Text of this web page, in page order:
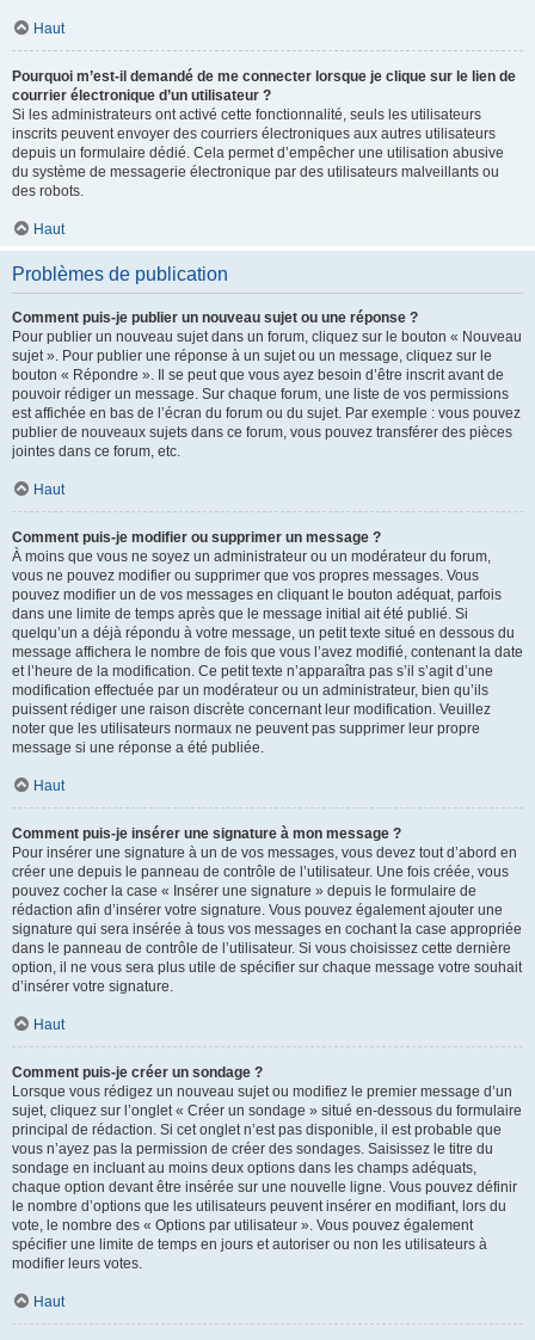
Haut
Pourquoi m’est-il demandé de me connecter lorsque je clique sur le lien de
courrier électronique d’un utilisateur ?
Si les administrateurs ont activé cette fonctionnalité, seuls les utilisateurs
inscrits peuvent envoyer des courriers électroniques aux autres utilisateurs
depuis un formulaire dédié. Cela permet d’empêcher une utilisation abusive
du système de messagerie électronique par des utilisateurs malveillants ou
des robots.
Haut
Problèmes de publication
Comment puis-je publier un nouveau sujet ou une réponse ?
Pour publier un nouveau sujet dans un forum, cliquez sur le bouton « Nouveau
sujet ». Pour publier une réponse à un sujet ou un message, cliquez sur le
bouton « Répondre ». Il se peut que vous ayez besoin d’être inscrit avant de
pouvoir rédiger un message. Sur chaque forum, une liste de vos permissions
est affichée en bas de l’écran du forum ou du sujet. Par exemple : vous pouvez
publier de nouveaux sujets dans ce forum, vous pouvez transférer des pièces
jointes dans ce forum, etc.
Haut
Comment puis-je modifier ou supprimer un message ?
À moins que vous ne soyez un administrateur ou un modérateur du forum,
vous ne pouvez modifier ou supprimer que vos propres messages. Vous
pouvez modifier un de vos messages en cliquant le bouton adéquat, parfois
dans une limite de temps après que le message initial ait été publié. Si
quelqu’un a déjà répondu à votre message, un petit texte situé en dessous du
message affichera le nombre de fois que vous l’avez modifié, contenant la date
et l’heure de la modification. Ce petit texte n’apparaîtra pas s’il s’agit d’une
modification effectuée par un modérateur ou un administrateur, bien qu’ils
puissent rédiger une raison discrète concernant leur modification. Veuillez
noter que les utilisateurs normaux ne peuvent pas supprimer leur propre
message si une réponse a été publiée.
Haut
Comment puis-je insérer une signature à mon message ?
Pour insérer une signature à un de vos messages, vous devez tout d’abord en
créer une depuis le panneau de contrôle de l’utilisateur. Une fois créée, vous
pouvez cocher la case « Insérer une signature » depuis le formulaire de
rédaction afin d’insérer votre signature. Vous pouvez également ajouter une
signature qui sera insérée à tous vos messages en cochant la case appropriée
dans le panneau de contrôle de l’utilisateur. Si vous choisissez cette dernière
option, il ne vous sera plus utile de spécifier sur chaque message votre souhait
d’insérer votre signature.
Haut
Comment puis-je créer un sondage ?
Lorsque vous rédigez un nouveau sujet ou modifiez le premier message d’un
sujet, cliquez sur l’onglet « Créer un sondage » situé en-dessous du formulaire
principal de rédaction. Si cet onglet n’est pas disponible, il est probable que
vous n’ayez pas la permission de créer des sondages. Saisissez le titre du
sondage en incluant au moins deux options dans les champs adéquats,
chaque option devant être insérée sur une nouvelle ligne. Vous pouvez définir
le nombre d’options que les utilisateurs peuvent insérer en modifiant, lors du
vote, le nombre des « Options par utilisateur ». Vous pouvez également
spécifier une limite de temps en jours et autoriser ou non les utilisateurs à
modifier leurs votes.
Haut